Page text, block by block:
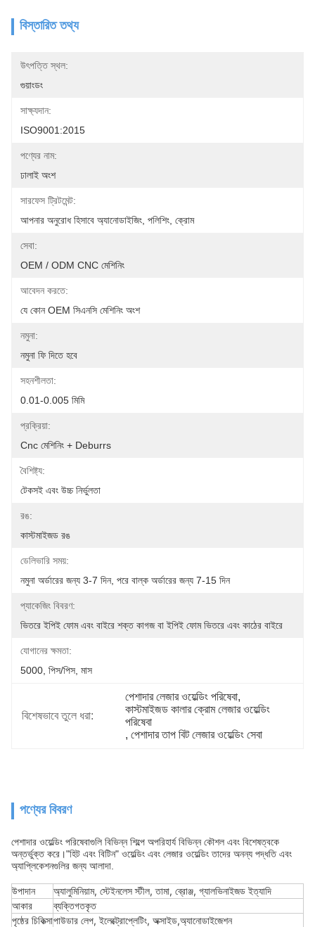
বিস্তারিত তথ্য
উৎপত্তি স্থল:
গুয়াংডং
সাক্ষ্যদান:
ISO9001:2015
পণ্যের নাম:
ঢালাই অংশ
সারফেস ট্রিটমেন্ট:
আপনার অনুরোধ হিসাবে অ্যানোডাইজিং, পলিশিং, ক্রোম
সেবা:
OEM / ODM CNC মেশিনিং
আবেদন করতে:
যে কোন OEM সিএনসি মেশিনিং অংশ
নমুনা:
নমুনা ফি দিতে হবে
সহনশীলতা:
0.01-0.005 মিমি
প্রক্রিয়া:
Cnc মেশিনিং + Deburrs
বৈশিষ্ট্য:
টেকসই এবং উচ্চ নির্ভুলতা
রঙ:
কাস্টমাইজড রঙ
ডেলিভারি সময়:
নমুনা অর্ডারের জন্য 3-7 দিন, পরে বাল্ক অর্ডারের জন্য 7-15 দিন
প্যাকেজিং বিবরণ:
ভিতরে ইপিই ফোম এবং বাইরে শক্ত কাগজ বা ইপিই ফোম ভিতরে এবং কাঠের বাইরে
যোগানের ক্ষমতা:
5000, পিস/পিস, মাস
বিশেষভাবে তুলে ধরা:
পেশাদার লেজার ওয়েল্ডিং পরিষেবা,
কাস্টমাইজড কালার ক্রোম লেজার ওয়েল্ডিং
পরিষেবা
, পেশাদার তাপ বিট লেজার ওয়েল্ডিং সেবা
পণ্যের বিবরণ
পেশাদার ওয়েল্ডিং পরিষেবাগুলি বিভিন্ন শিল্পে অপরিহার্য বিভিন্ন কৌশল এবং বিশেষত্বকে
অন্তর্ভুক্ত করে।"হিট এবং বিটিন" ওয়েল্ডিং এবং লেজার ওয়েল্ডিং তাদের অনন্য পদ্ধতি এবং
অ্যাপ্লিকেশনগুলির জন্য আলাদা.
উপাদান
অ্যালুমিনিয়াম, স্টেইনলেস স্টীল, তামা, ব্রোঞ্জ, গ্যালভিনাইজড ইত্যাদি
আকার
ব্যক্তিগতকৃত
পৃষ্ঠের চিকিত্সাপাউডার লেপ, ইলেক্ট্রোপ্লেটিং, অক্সাইড,অ্যানোডাইজেশন